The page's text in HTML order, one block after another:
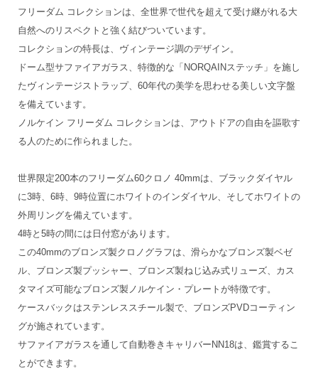
フリーダム コレクションは、全世界で世代を超えて受け継がれる大
自然へのリスペクトと強く結びついています。
コレクションの特長は、ヴィンテージ調のデザイン。
ドーム型サファイアガラス、特徴的な「NORQAINステッチ」を施し
たヴィンテージストラップ、60年代の美学を思わせる美しい文字盤
を備えています。
ノルケイン フリーダム コレクションは、アウトドアの自由を謳歌す
る人のために作られました。
世界限定200本のフリーダム60クロノ 40mmは、ブラックダイヤル
に3時、6時、9時位置にホワイトのインダイヤル、そしてホワイトの
外周リングを備えています。
4時と5時の間には日付窓があります。
この40mmのブロンズ製クロノグラフは、滑らかなブロンズ製ベゼ
ル、ブロンズ製プッシャー、ブロンズ製ねじ込み式リューズ、カス
タマイズ可能なブロンズ製ノルケイン・プレートが特徴です。
ケースバックはステンレススチール製で、ブロンズPVDコーティン
グが施されています。
サファイアガラスを通して自動巻きキャリバーNN18は、鑑賞するこ
とができます。